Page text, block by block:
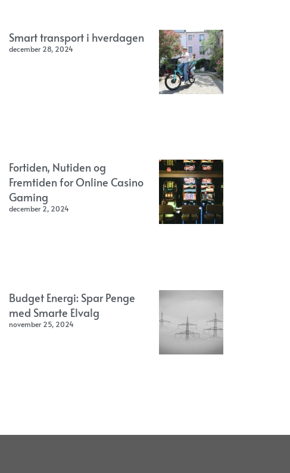
Smart transport i hverdagen
december 28, 2024
Fortiden, Nutiden og
Fremtiden for Online Casino
Gaming
december 2, 2024
Budget Energi: Spar Penge
med Smarte Elvalg
november 25, 2024